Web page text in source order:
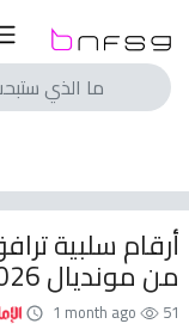
من مونديال 2026
1 month ago 51